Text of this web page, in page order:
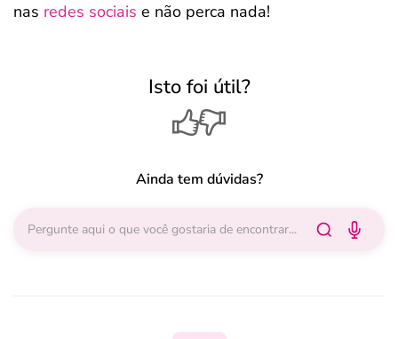
nas redes sociais e não perca nada!
Isto foi útil?
Ainda tem dúvidas?